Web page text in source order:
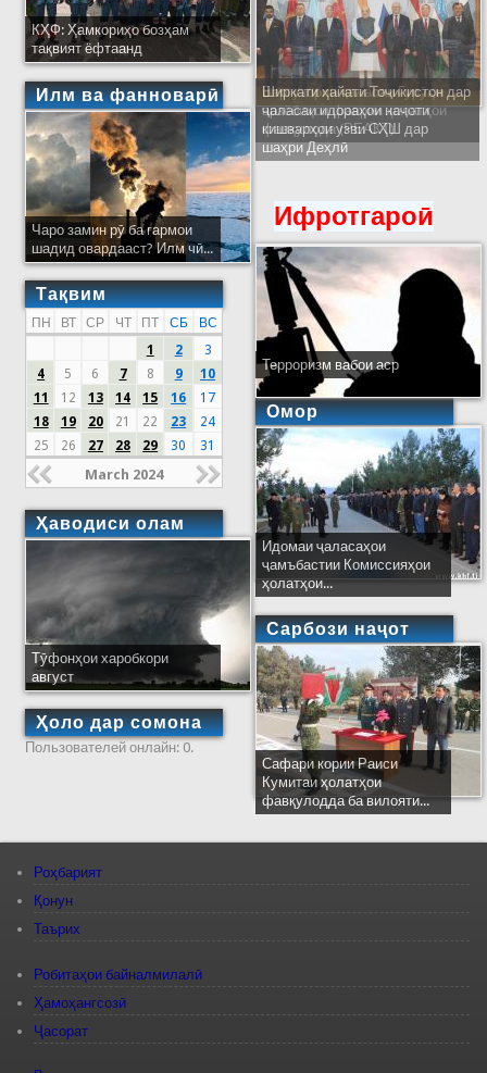
КҲФ: Ҳамкориҳо бозҳам
тақвият ёфтаанд
Илм ва фанноварӣ
Чаро замин рӯ ба гармои
шадид овардааст? Илм чӣ...
Тақвим
ПН ВТ СР ЧТ ПТ СБ
ВС
1
2
3
4
5 6 7 8 9
10
11
12 13 14 15 16
17
18
19 20 21 22 23
24
25
26 27 28 29 30 31
March 2024
Ҳаводиси олам
Тӯфонҳои харобкори
август
Ҳоло дар сомона
Пользователей онлайн: 0.
Ширкати ҳайати Тоҷикистон дар
ҷаласаи идораҳои наҷоти
кишварҳои узви СҲШ дар
шаҳри Деҳлӣ
Ифротгароӣ
Терроризм вабои аср
Омор
Идомаи ҷаласаҳои
ҷамъбастии Комиссияҳои
ҳолатҳои...
Сарбози наҷот
Сафари кории Раиси
Кумитаи ҳолатҳои
фавқулодда ба вилояти...
Роҳбарият
Қонун
Таърих
Робитаҳои байналмилалӣ
Ҳамоҳангсозӣ
Ҷасорат